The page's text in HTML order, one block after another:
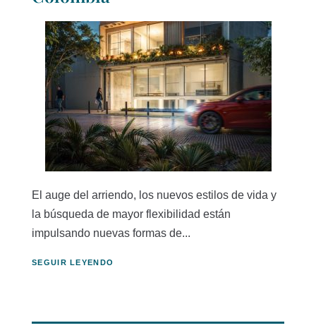
El auge del arriendo, los nuevos estilos de vida y
la búsqueda de mayor flexibilidad están
impulsando nuevas formas de...
SEGUIR LEYENDO